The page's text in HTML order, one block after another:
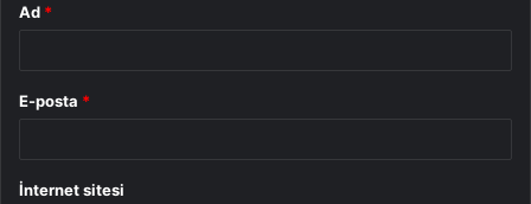
Ad *
E-posta *
İnternet sitesi